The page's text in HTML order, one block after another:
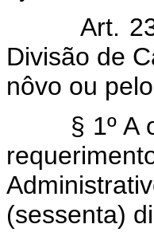
Art.
Divisão de
nôvo ou
§ 1º A
(sessenta)